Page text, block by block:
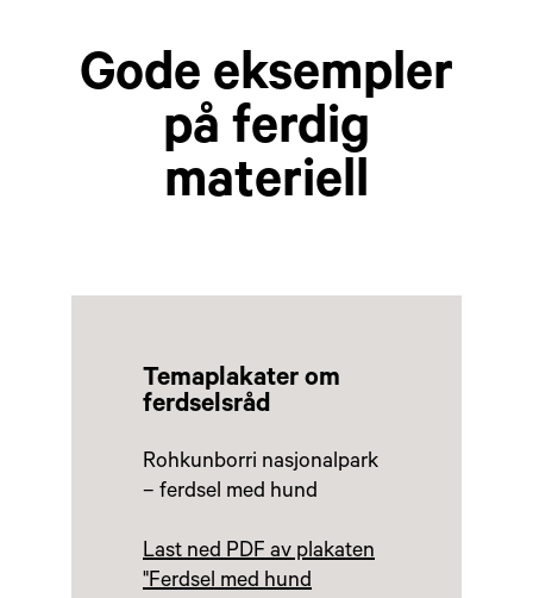
Gode eksempler
på ferdig
materiell
Temaplakater om
ferdselsråd
Rohkunborri nasjonalpark
– ferdsel med hund
Last ned PDF av plakaten
"Ferdsel med hund